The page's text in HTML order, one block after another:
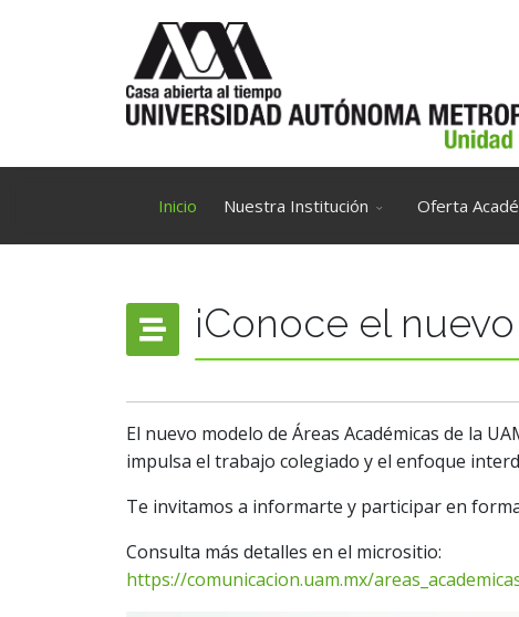
Inicio Nuestra Institución Oferta
¡Conoce el
El nuevo modelo de Áreas Académicas de la
impulsa el trabajo colegiado y el enfoque
Te invitamos a informarte y participar en
Consulta más detalles en el micrositio:
https://comunicacion.uam.mx/